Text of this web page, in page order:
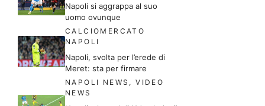
Napoli si aggrappa al suo
uomo ovunque
CALCIOMERCATO
NAPOLI
Napoli, svolta per l’erede di
Meret: sta per firmare
NAPOLI NEWS ,VIDEO
NEWS